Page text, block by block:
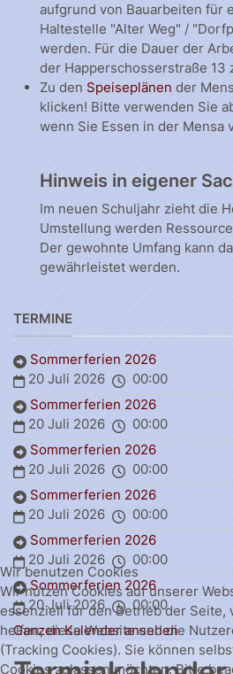
aufgrund von Bauarbeiten für
Haltestelle "Alter Weg" /
werden. Für die Dauer der
der Happerschosserstraße 13
Zu den Speiseplänen der
klicken! Bitte verwenden Sie
wenn Sie Essen in der Mensa
Hinweis in eigener
Im neuen Schuljahr zieht die
Umstellung werden
Der gewohnte Umfang kann
gewährleistet werden.
TERMINE
Sommerferien 2026
20 Juli 2026
00:00
Sommerferien 2026
20 Juli 2026
00:00
Sommerferien 2026
20 Juli 2026
00:00
Sommerferien 2026
20 Juli 2026
00:00
Sommerferien 2026
20 Juli 2026
00:00
Sommerferien 2026
20 Juli 2026
00:00
Ganzen Kalender ansehen
Wir benutzen Cookies
Wir nutzen Cookies auf unserer
essenziell für den Betrieb der Seite,
helfen, diese Website und die
(Tracking Cookies). Sie können
Cookies zulassen möchten. Bitte